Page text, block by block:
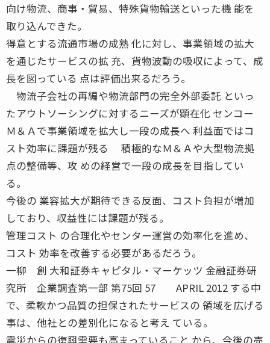
向け物流、商事・貿易、特殊貨物輸送といった機 能を
取り込んできた。
得意とする流通市場の成熟 化に対し、事業領域の拡大
を通じたサービスの拡 充、貨物波動の吸収によって、成
長を図っている 点は評価出来るだろう。
物流子会社の再編や物流部門の完全外部委託 といっ
たアウトソーシングに対するニーズが顕在化 センコー
Ｍ＆Ａで事業領域を拡大し一段の成長へ 利益面ではコ
スト効率に課題が残る 積極的なＭ＆Ａや大型物流拠
点の整備等、攻 めの経営で一段の成長を目指してい
る。
今後の 業容拡大が期待できる反面、コスト負担が増加
しており、収益性には課題が残る。
管理コスト の合理化やセンター運営の効率化を進め、
コスト 効率を改善する必要があるだろう。
一柳 創 大和証券キャピタル・マーケッツ 金融証券研
究所 企業調査第一部 第75回 57 APRIL 2012 する中
で、柔軟かつ品質の担保されたサービスの 領域を広げる
事は、他社との差別化になると考え ている。
震災からの復興需要も高まっていること から、今後の売